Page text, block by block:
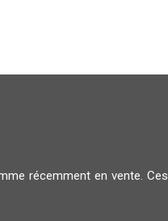
récemment en vente.